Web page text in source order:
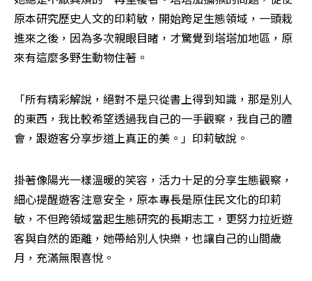
原本研究歷史人文的印莉敏，開始跨足生態領域，一頭栽
進來之後，因為多次親眼目睹，才驚覺到塔塔加地區，原
來有這麼多野生動物住著。
「所有精彩解說，絕對不是只從書上得到知識，那是別人
的東西，我比較希望透過我自己的一手觀察，我自己的體
會，跟遊客分享步道上真正的美。」印莉敏說。
掛著像陽光一樣溫暖的笑容，活力十足的分享生態觀察，
細心提醒遊客注意安全，原本專長是原住民文化的印莉
敏，不但跨領域當起生態研究的長期志工，更努力拉近遊
客與自然的距離，她帶給別人快樂，也讓自己的山間歲
月，充滿無限喜悅。